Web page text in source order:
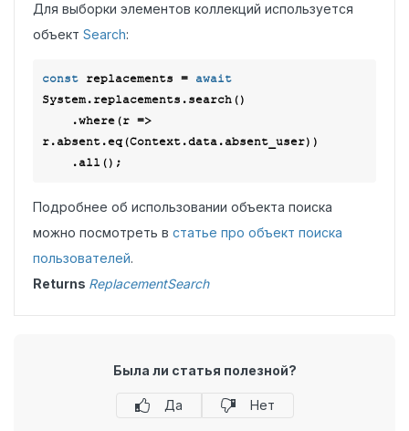
Для выборки элементов коллекций используется
объект Search:
const replacements = await
System.replacements.search()
    .where(
r =>
r.absent.eq(Context.data.absent_user))
Подробнее об использовании объекта поиска
можно посмотреть в статье про объект поиска
пользователей.
Returns ReplacementSearch
Была ли статья полезной?
Да Нет